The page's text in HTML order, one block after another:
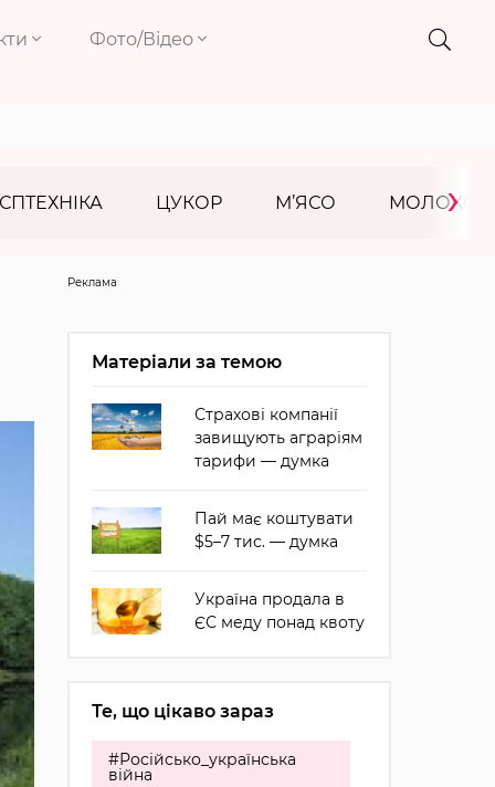
Фото/Відео
ЦУКОР М’ЯСО МОЛОКО
›
Реклама
Матеріали за темою
Страхові компанії
завищують аграріям
тарифи — думка
Пай має коштувати
$5–7 тис. — думка
Україна продала в
ЄС меду понад квоту
Те, що цікаво зараз
#Російсько_українська
війна